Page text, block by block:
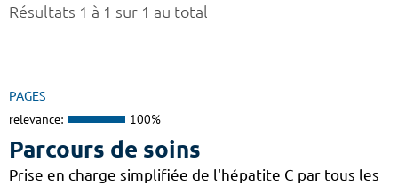
Résultats 1 à 1 sur 1 au total
PAGES
relevance: 100%
Parcours de soins
Prise en charge simplifiée de l'hépatite C par tous les